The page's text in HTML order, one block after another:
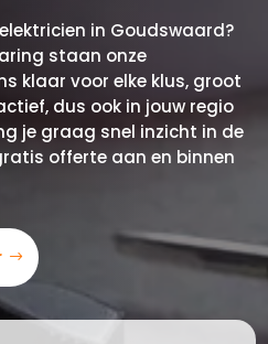
in Goudswaard?
staan onze
klaar voor elke klus, groot
dus ook in jouw regio
je graag snel inzicht in de
offerte aan en binnen